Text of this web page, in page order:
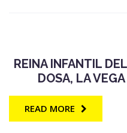
REINA INFANTIL
DOSA, LA
READ MORE